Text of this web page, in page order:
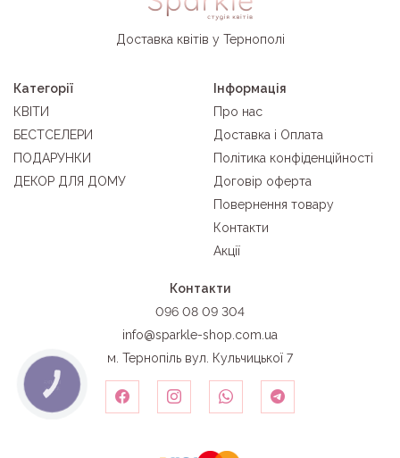
Доставка квітів у Тернополі
Категорії
КВІТИ
БЕСТСЕЛЕРИ
ПОДАРУНКИ
ДЕКОР ДЛЯ ДОМУ
Інформація
Про нас
Доставка і Оплата
Політика конфіденційності
Договір оферта
Повернення товару
Контакти
Акції
Контакти
096 08 09 304
info@sparkle-shop.com.ua
м. Тернопіль вул. Кульчицької 7
КНОПКА
ЗВ'ЯЗКУ